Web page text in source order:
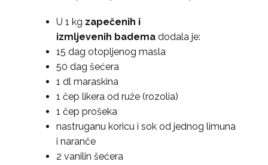
U 1 kg zapečenih i
izmljevenih badema dodala je:
15 dag otopljenog masla
50 dag šećera
1 dl maraskina
1 čep likera od ruže (rozolia)
1 čep prošeka
nastruganu koricu i sok od jednog limuna
i naranče
2 vanilin šećera